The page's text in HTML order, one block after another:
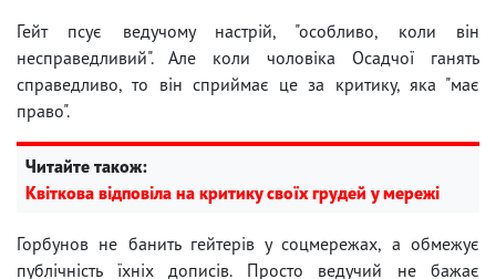
Гейт псує ведучому настрій, "особливо, коли він
несправедливий". Але коли чоловіка Осадчої ганять
справедливо, то він сприймає це за критику, яка "має
право".
Читайте також:
Квіткова відповіла на критику своїх грудей у мережі
Горбунов не банить гейтерів у соцмережах, а обмежує
публічність їхніх дописів. Просто ведучий не бажає